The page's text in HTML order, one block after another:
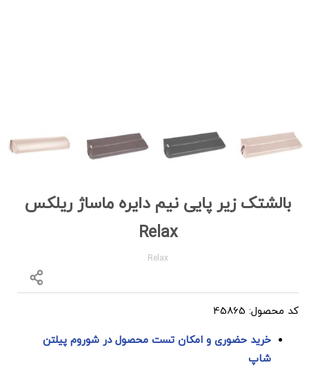
بالشتک زیر پایی نیم دایره ماساژ ریلکس
Relax
Relax
کد محصول: 45865
خرید حضوری و امکان تست محصول در شوروم پیلتن
شاپ